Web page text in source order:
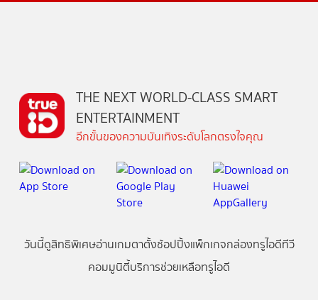
THE NEXT WORLD-CLASS SMART
ENTERTAINMENT
อีกขั้นของความบันเทิงระดับโลกตรงใจคุณ
วันนี้ดูสิทธิพิเศษอ่านเกมตาตั้งช้อปปิ้งแพ็กเกจกล่องทรูไอดีทีวี
คอมมูนิตี้บริการช่วยเหลือทรูไอดี